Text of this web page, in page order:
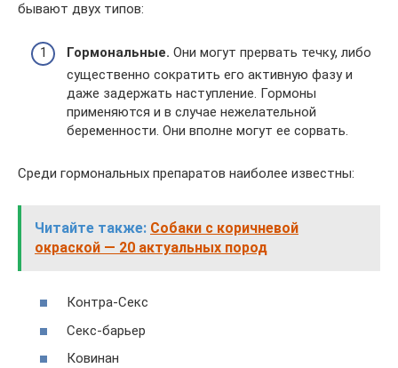
бывают двух типов:
Гормональные. Они могут прервать течку, либо
существенно сократить его активную фазу и
даже задержать наступление. Гормоны
применяются и в случае нежелательной
беременности. Они вполне могут ее сорвать.
Среди гормональных препаратов наиболее известны:
Читайте также: Собаки с коричневой
окраской — 20 актуальных пород
Контра-Секс
Секс-барьер
Ковинан